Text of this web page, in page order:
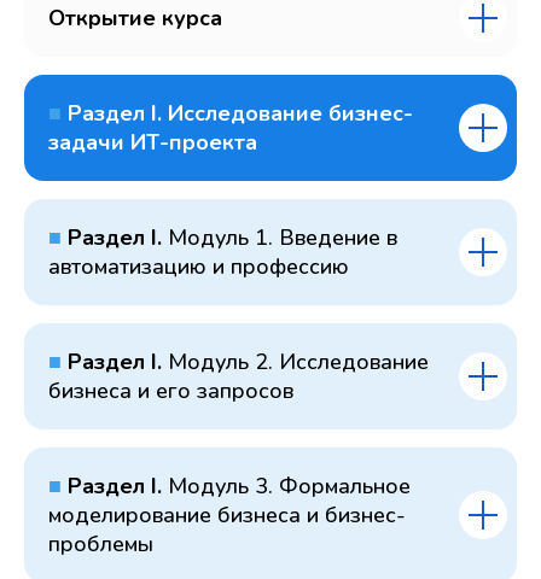
Открытие курса
■ Раздел I. Исследование бизнес-
задачи ИТ-проекта
■ Раздел I. Модуль 1. Введение в
автоматизацию и профессию
■ Раздел I. Модуль 2. Исследование
бизнеса и его запросов
■ Раздел I. Модуль 3. Формальное
моделирование бизнеса и бизнес-
проблемы